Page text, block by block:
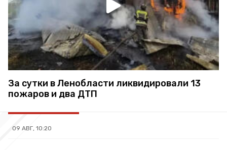
За сутки в Ленобласти ликвидировали 13
пожаров и два ДТП
09 АВГ, 10:20